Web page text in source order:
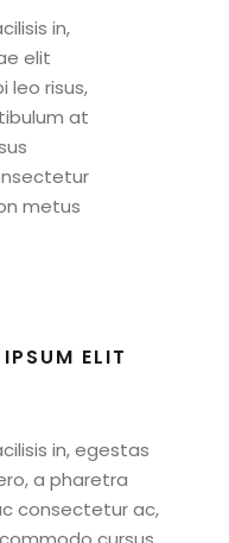
in,
elit
leo risus,
at
metus
ELIT
in, egestas
a pharetra
consectetur ac,